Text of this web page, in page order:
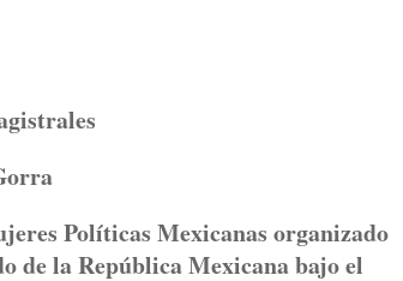
Políticas Mexicanas organizado
de la República Mexicana bajo el